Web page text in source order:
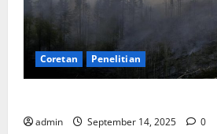
Coretan Penelitian
admin September 14, 2025 0